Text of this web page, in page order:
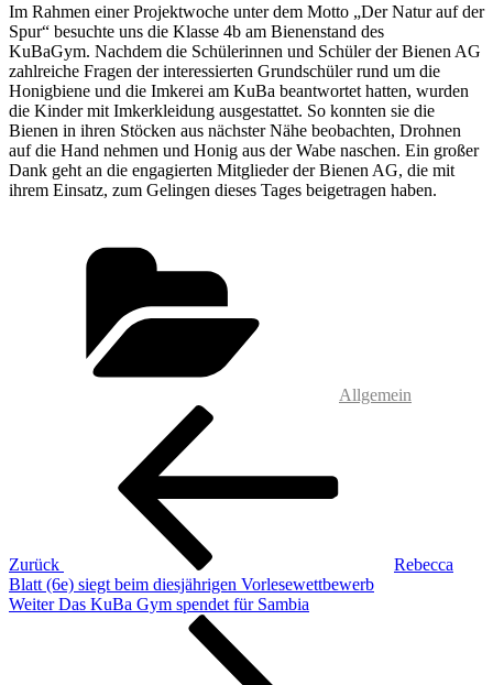
Im Rahmen einer Projektwoche unter dem Motto „Der Natur auf der
Spur“ besuchte uns die Klasse 4b am Bienenstand des
KuBaGym. Nachdem die Schülerinnen und Schüler der Bienen AG
zahlreiche Fragen der interessierten Grundschüler rund um die
Honigbiene und die Imkerei am KuBa beantwortet hatten, wurden
die Kinder mit Imkerkleidung ausgestattet. So konnten sie die
Bienen in ihren Stöcken aus nächster Nähe beobachten, Drohnen
auf die Hand nehmen und Honig aus der Wabe naschen. Ein großer
Dank geht an die engagierten Mitglieder der Bienen AG, die mit
ihrem Einsatz, zum Gelingen dieses Tages beigetragen haben.
Allgemein
Beitragsnavigation
Zurück
Rebecca
Blatt (6e) siegt beim diesjährigen Vorlesewettbewerb
Nächster
Weiter Das KuBa Gym spendet für Sambia